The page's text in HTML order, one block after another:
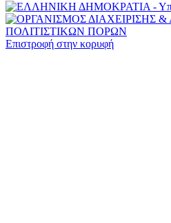
Επιστροφή στην κορυφή